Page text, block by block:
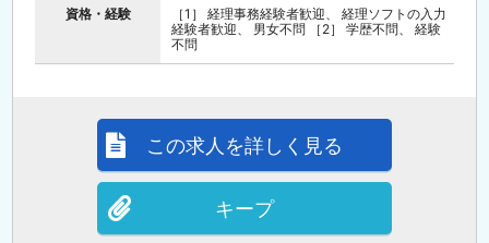
資格・経験
［1］ 経理事務経験者歓迎、 経理ソフトの入力
経験者歓迎、 男女不問 ［2］ 学歴不問、 経験
不問
この求人を詳しく見る
キープ